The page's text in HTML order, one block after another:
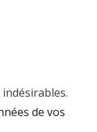
de vos